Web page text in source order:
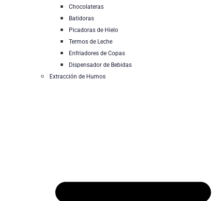
Chocolateras
Batidoras
Picadoras de Hielo
Termos de Leche
Enfriadores de Copas
Dispensador de Bebidas
Extracción de Humos